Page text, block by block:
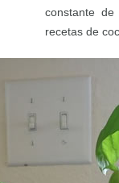
constante
recetas de